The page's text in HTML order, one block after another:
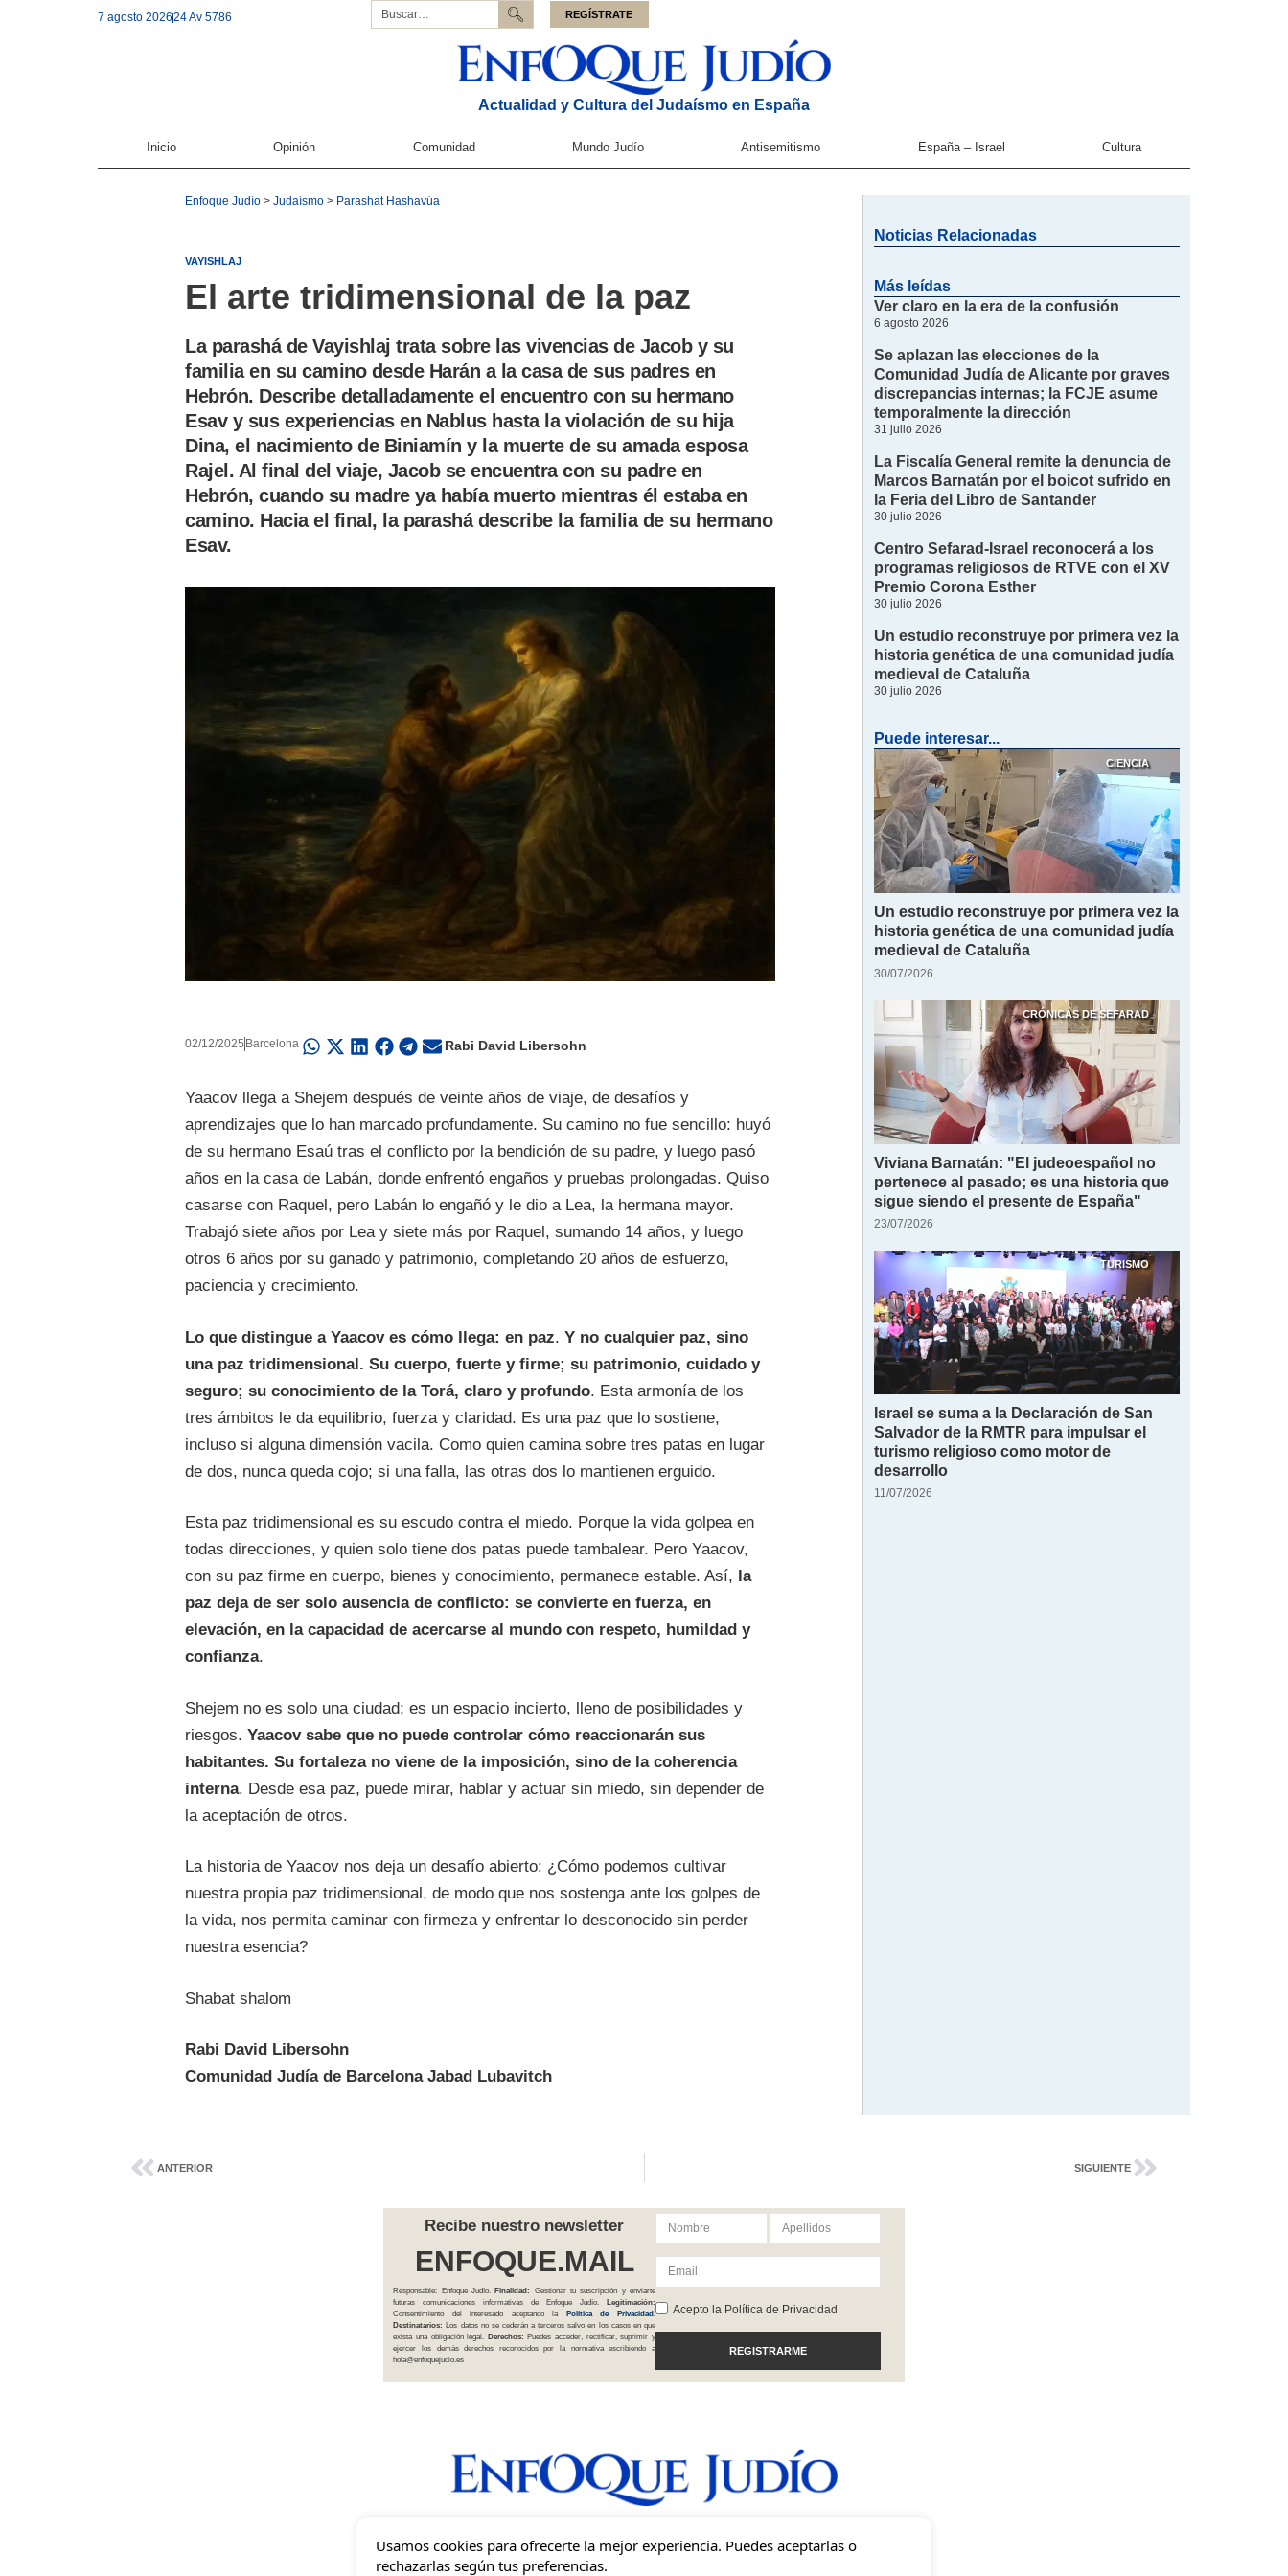
7 agosto 202624 Av 5786 REGÍSTRATE
Actualidad y Cultura del Judaísmo en España
Inicio Opinión Comunidad Mundo Judío Antisemitismo España – Israel Cultura
Enfoque Judío >Judaísmo > Parashat Hashavúa
VAYISHLAJ
El arte tridimensional de la paz
La parashá de Vayishlaj trata sobre las vivencias de Jacob y su
familia en su camino desde Harán a la casa de sus padres en
Hebrón. Describe detalladamente el encuentro con su hermano
Esav y sus experiencias en Nablus hasta la violación de su hija
Dina, el nacimiento de Biniamín y la muerte de su amada esposa
Rajel. Al final del viaje, Jacob se encuentra con su padre en
Hebrón, cuando su madre ya había muerto mientras él estaba en
camino. Hacia el final, la parashá describe la familia de su hermano
Esav.
02/12/2025 Barcelona Rabi David Libersohn
Yaacov llega a Shejem después de veinte años de viaje, de desafíos y
aprendizajes que lo han marcado profundamente. Su camino no fue sencillo: huyó
de su hermano Esaú tras el conflicto por la bendición de su padre, y luego pasó
años en la casa de Labán, donde enfrentó engaños y pruebas prolongadas. Quiso
casarse con Raquel, pero Labán lo engañó y le dio a Lea, la hermana mayor.
Trabajó siete años por Lea y siete más por Raquel, sumando 14 años, y luego
otros 6 años por su ganado y patrimonio, completando 20 años de esfuerzo,
paciencia y crecimiento.
Lo que distingue a Yaacov es cómo llega: en paz.Y no cualquier paz, sino
una paz tridimensional. Su cuerpo, fuerte y firme; su patrimonio, cuidado y
seguro; su conocimiento de la Torá, claro y profundo. Esta armonía de los
tres ámbitos le da equilibrio, fuerza y claridad. Es una paz que lo sostiene,
incluso si alguna dimensión vacila. Como quien camina sobre tres patas en lugar
de dos, nunca queda cojo; si una falla, las otras dos lo mantienen erguido.
Esta paz tridimensional es su escudo contra el miedo. Porque la vida golpea en
todas direcciones, y quien solo tiene dos patas puede tambalear. Pero Yaacov,
con su paz firme en cuerpo, bienes y conocimiento, permanece estable. Así, la
paz deja de ser solo ausencia de conflicto: se convierte en fuerza, en
elevación, en la capacidad de acercarse al mundo con respeto, humildad y
confianza.
Shejem no es solo una ciudad; es un espacio incierto, lleno de posibilidades y
riesgos.Yaacov sabe que no puede controlar cómo reaccionarán sus
habitantes. Su fortaleza no viene de la imposición, sino de la coherencia
interna. Desde esa paz, puede mirar, hablar y actuar sin miedo, sin depender de
la aceptación de otros.
La historia de Yaacov nos deja un desafío abierto: ¿Cómo podemos cultivar
nuestra propia paz tridimensional, de modo que nos sostenga ante los golpes de
la vida, nos permita caminar con firmeza y enfrentar lo desconocido sin perder
nuestra esencia?
Shabat shalom
Rabi David Libersohn
Comunidad Judía de Barcelona Jabad Lubavitch
Noticias Relacionadas
Más leídas
Ver claro en la era de la confusión
6 agosto 2026
Se aplazan las elecciones de la
Comunidad Judía de Alicante por graves
discrepancias internas; la FCJE asume
temporalmente la dirección
31 julio 2026
La Fiscalía General remite la denuncia de
Marcos Barnatán por el boicot sufrido en
la Feria del Libro de Santander
30 julio 2026
Centro Sefarad-Israel reconocerá a los
programas religiosos de RTVE con el XV
Premio Corona Esther
30 julio 2026
Un estudio reconstruye por primera vez la
historia genética de una comunidad judía
medieval de Cataluña
30 julio 2026
Puede interesar...
CIENCIA
Un estudio reconstruye por primera vez la
historia genética de una comunidad judía
medieval de Cataluña
30/07/2026
CRÓNICAS DE SEFARAD
Viviana Barnatán: "El judeoespañol no
pertenece al pasado; es una historia que
sigue siendo el presente de España"
23/07/2026
TURISMO
Israel se suma a la Declaración de San
Salvador de la RMTR para impulsar el
turismo religioso como motor de
desarrollo
11/07/2026
ANTERIOR SIGUIENTE
Recibe nuestro newsletter
ENFOQUE.MAIL
Responsable: Enfoque Judío.Finalidad:
Gestionar tu suscripción y enviarte
futuras comunicaciones informativas de Enfoque Judío. Legitimación:
Consentimiento del interesado aceptando la
Políticade Privacidad .
Destinatarios: Los datos no se cederán a terceros salvo en los casos en que
exista una obligación legal. Derechos:Puedes acceder, rectificar, suprimir y
ejercer los demás derechos reconocidos por la normativa escribiendo a
hola@enfoquejudio.es
Acepto la Política de Privacidad
REGISTRARME
Usamos cookies para ofrecerte la mejor experiencia. Puedes aceptarlas o
rechazarlas según tus preferencias.